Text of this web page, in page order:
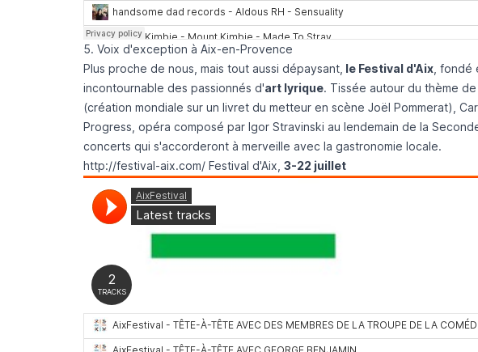
5. Voix d'exception à Aix-en-Provence
Plus proche de nous, mais tout aussi dépaysant, le Festival d'Aix ,
incontournable des passionnés d'art lyrique. Tissée autour du thème
(création mondiale sur un livret du metteur en scène Joël Pommerat),
Progress, opéra composé par Igor Stravinski au lendemain de la
concerts qui s'accorderont à merveille avec la gastronomie locale.
http://festival-aix.com/ Festival d'Aix, 3-22 juillet